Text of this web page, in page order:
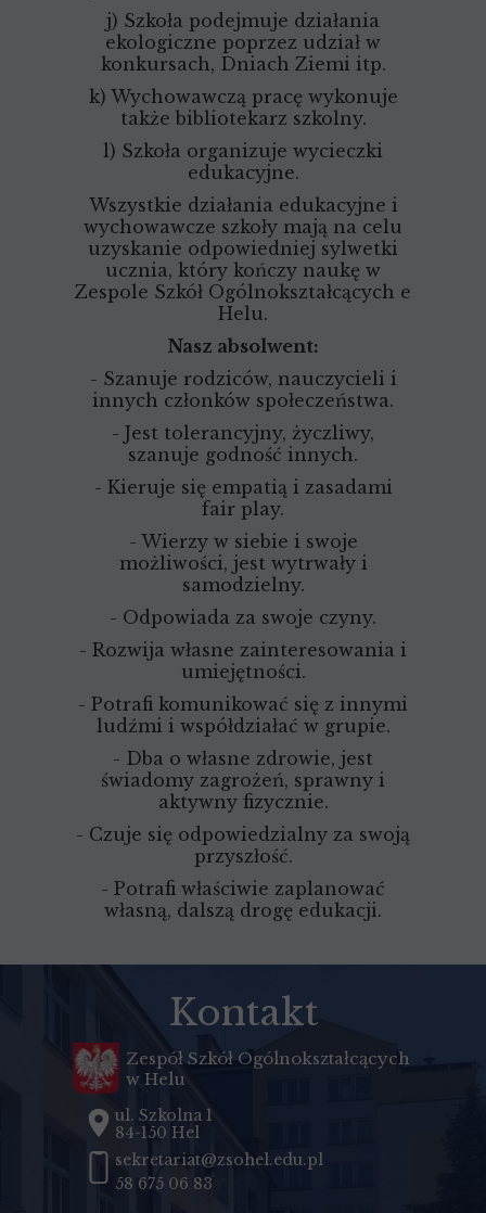
Kontakt
Zespół Szkół Ogólnokształcących
w Helu
ul. Szkolna 1
84-150 Hel
sekretariat@zsohel.edu.pl
58 675 06 83
j) Szkoła podejmuje działania
ekologiczne poprzez udział w
konkursach, Dniach Ziemi itp.
k) Wychowawczą pracę wykonuje
także bibliotekarz szkolny.
l) Szkoła organizuje wycieczki
edukacyjne.
Wszystkie działania edukacyjne i
wychowawcze szkoły mają na celu
uzyskanie odpowiedniej sylwetki
ucznia, który kończy naukę w
Zespole Szkół Ogólnokształcących e
Helu.
Nasz absolwent:
- Szanuje rodziców, nauczycieli i
innych członków społeczeństwa.
- Jest tolerancyjny, życzliwy,
szanuje godność innych.
- Kieruje się empatią i zasadami
fair play.
- Wierzy w siebie i swoje
możliwości, jest wytrwały i
samodzielny.
- Odpowiada za swoje czyny.
- Rozwija własne zainteresowania i
umiejętności.
- Potrafi komunikować się z innymi
ludźmi i współdziałać w grupie.
- Dba o własne zdrowie, jest
świadomy zagrożeń, sprawny i
aktywny fizycznie.
- Czuje się odpowiedzialny za swoją
przyszłość.
- Potrafi właściwie zaplanować
własną, dalszą drogę edukacji.